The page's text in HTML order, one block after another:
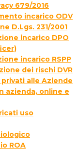
679/2016
incarico ODV
D.Lgs. 231/2001
incarico DPO
incarico RSPP
dei rischi DVR
alle Aziende
azienda, online e
uso
ROA